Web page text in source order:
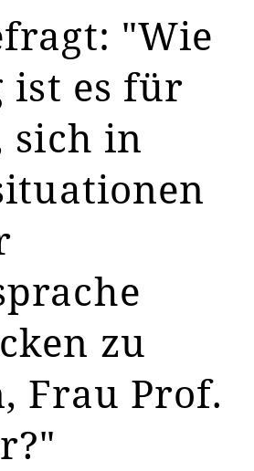
"Wie
es für
sich in
zu
Frau Prof.